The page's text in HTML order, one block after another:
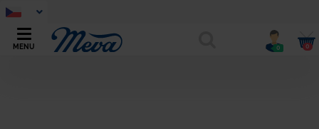
MENU 0 0